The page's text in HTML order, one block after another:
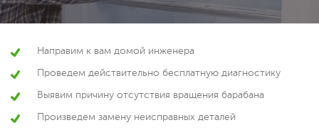
Направим к вам домой инженера
Проведем действительно бесплатную диагностику
Выявим причину отсутствия вращения барабана
Произведем замену неисправных деталей